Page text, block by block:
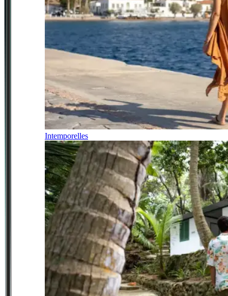
Intemporelles